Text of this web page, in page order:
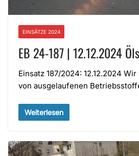
EINSÄTZE 2024
EB 24-187 | 12.12.2024
Einsatz 187/2024: 12.12.2024
von ausgelaufenen
Weiterlesen